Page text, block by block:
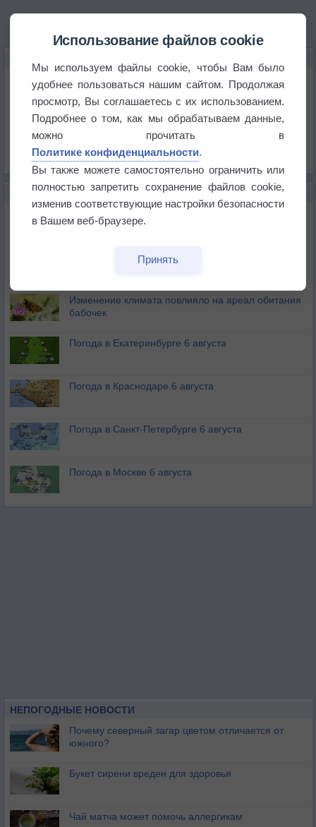
Температура
Давление
Осадки
Облачность
Список всех карт
НОВОЕ О ПОГОДЕ
Атмосфера начала замерзать
В Приморье обнаружены морские волны тепла
Изменение климата повлияло на ареал обитания
бабочек
Погода в Екатеринбурге 6 августа
Погода в Краснодаре 6 августа
Погода в Санкт-Петербурге 6 августа
Погода в Москве 6 августа
НЕПОГОДНЫЕ НОВОСТИ
Почему северный загар цветом отличается от
южного?
Букет сирени вреден для здоровья
Чай матча может помочь аллергикам
Использование файлов cookie
Мы используем файлы cookie, чтобы Вам было
удобнее пользоваться нашим сайтом. Продолжая
просмотр, Вы соглашаетесь с их использованием.
Подробнее о том, как мы обрабатываем данные,
можно прочитать в
Политике конфиденциальности.
Вы также можете самостоятельно ограничить или
полностью запретить сохранение файлов cookie,
изменив соответствующие настройки безопасности
в Вашем веб-браузере.
Принять